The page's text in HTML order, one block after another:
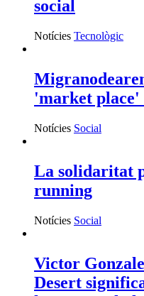
social
Notícies Tecnològic
'market
Notícies Social
La solidaritat
running
Notícies Social
Victor
Desert